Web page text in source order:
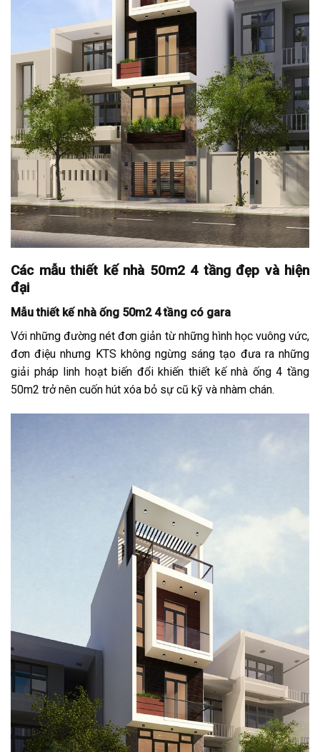
Các mẫu thiết kế nhà 50m2 4 tầng đẹp và hiện
đại
Mẫu thiết kế nhà ống 50m2 4 tầng có gara
Với những đường nét đơn giản từ những hình học vuông vức,
đơn điệu nhưng KTS không ngừng sáng tạo đưa ra những
giải pháp linh hoạt biến đổi khiến thiết kế nhà ống 4 tầng
50m2 trở nên cuốn hút xóa bỏ sự cũ kỹ và nhàm chán.